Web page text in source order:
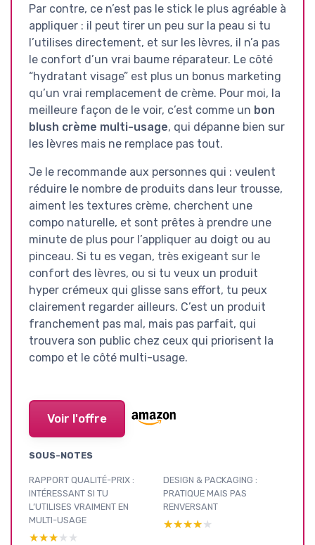
Par contre, ce n’est pas le stick le plus agréable à
appliquer : il peut tirer un peu sur la peau si tu
l’utilises directement, et sur les lèvres, il n’a pas
le confort d’un vrai baume réparateur. Le côté
“hydratant visage” est plus un bonus marketing
qu’un vrai remplacement de crème. Pour moi, la
meilleure façon de le voir, c’est comme un bon
blush crème multi-usage, qui dépanne bien sur
les lèvres mais ne remplace pas tout.
Je le recommande aux personnes qui : veulent
réduire le nombre de produits dans leur trousse,
aiment les textures crème, cherchent une
compo naturelle, et sont prêtes à prendre une
minute de plus pour l’appliquer au doigt ou au
pinceau. Si tu es vegan, très exigeant sur le
confort des lèvres, ou si tu veux un produit
hyper crémeux qui glisse sans effort, tu peux
clairement regarder ailleurs. C’est un produit
franchement pas mal, mais pas parfait, qui
trouvera son public chez ceux qui priorisent la
compo et le côté multi-usage.
Voir l'offre
SOUS-NOTES
RAPPORT QUALITÉ-PRIX :
INTÉRESSANT SI TU
L’UTILISES VRAIMENT EN
MULTI-USAGE
★★★★★
★★★★★
DESIGN & PACKAGING :
PRATIQUE MAIS PAS
RENVERSANT
★★★★★
★★★★★